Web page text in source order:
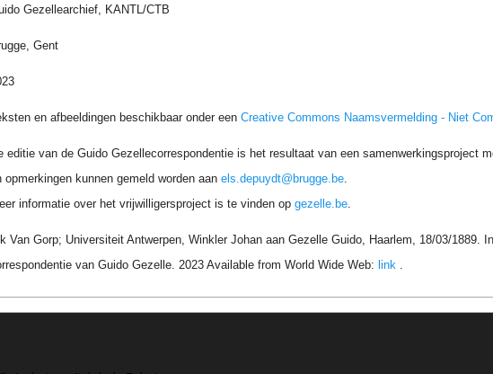
Gezellearchief, KANTL/CTB
Gent
en afbeeldingen beschikbaar onder eenCreative Commons Naamsvermelding - Niet
editie van de Guido Gezellecorrespondentie is het resultaat van een samenwerkingsproject
opmerkingen kunnen gemeld worden aanels.depuydt@brugge.be
informatie over het vrijwilligersproject is te vinden opgezelle.be
Van Gorp; Universiteit Antwerpen, Winkler Johan aan Gezelle Guido, Haarlem, 18/03/1889.
van Guido Gezelle. 2023 Available from World Wide Web:link